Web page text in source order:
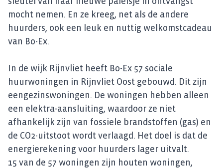
mocht nemen. En ze kreeg, net als de andere
huurders, ook een leuk en nuttig welkomstcadeau
van Bo-Ex.
In de wijk Rijnvliet heeft Bo-Ex 57 sociale
huurwoningen in Rijnvliet Oost gebouwd. Dit zijn
eengezinswoningen. De woningen hebben alleen
een elektra-aansluiting, waardoor ze niet
afhankelijk zijn van fossiele brandstoffen (gas) en
de CO2-uitstoot wordt verlaagd. Het doel is dat de
energierekening voor huurders lager uitvalt.
15 van de 57 woningen zijn houten woningen,